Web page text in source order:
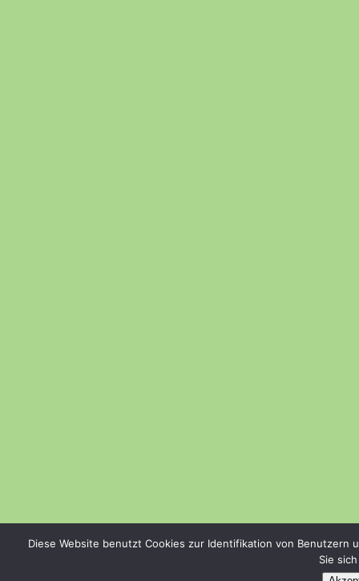
Diese Website benutzt Cookies zur Identifikation von
Sie